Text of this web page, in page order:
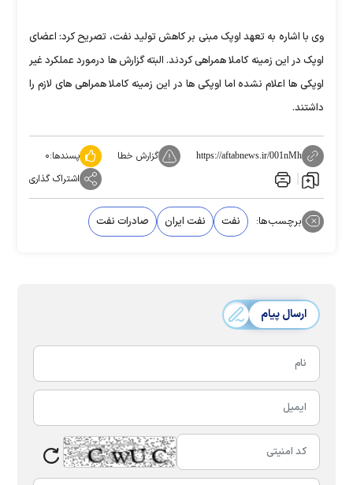
وی با اشاره به تعهد اوپک مبنی بر کاهش تولید نفت، تصریح کرد: اعضای
اوپک در این زمینه کاملا همراهی کردند. البته گزارش ها درمورد عملکرد غیر
اوپکی ها اعلام نشده اما اوپکی ها در این زمینه کاملا همراهی های لازم را
داشتند.
https://aftabnews.ir/001nMh گزارش خطا پسندها:۰
اشتراک گذاری
برچسب‌ها: نفت نفت ایران صادرات نفت
ارسال پیام